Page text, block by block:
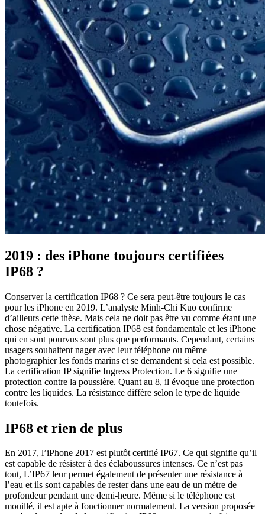
2019 : des iPhone toujours certifiées
IP68 ?
Conserver la certification IP68 ? Ce sera peut-être toujours le cas
pour les iPhone en 2019. L’analyste Minh-Chi Kuo confirme
d’ailleurs cette thèse. Mais cela ne doit pas être vu comme étant une
chose négative. La certification IP68 est fondamentale et les iPhone
qui en sont pourvus sont plus que performants. Cependant, certains
usagers souhaitent nager avec leur téléphone ou même
photographier les fonds marins et se demandent si cela est possible.
La certification IP signifie Ingress Protection. Le 6 signifie une
protection contre la poussière. Quant au 8, il évoque une protection
contre les liquides. La résistance diffère selon le type de liquide
toutefois.
IP68 et rien de plus
En 2017, l’iPhone 2017 est plutôt certifié IP67. Ce qui signifie qu’il
est capable de résister à des éclaboussures intenses. Ce n’est pas
tout, L’IP67 leur permet également de présenter une résistance à
l’eau et ils sont capables de rester dans une eau de un mètre de
profondeur pendant une demi-heure. Même si le téléphone est
mouillé, il est apte à fonctionner normalement. La version proposée